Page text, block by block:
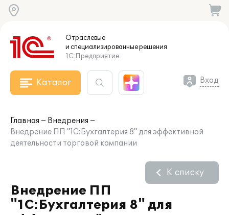
Отраслевые
и специализированныерешения
1С:Предприятие
Каталог Вход
Главная
Внедрения
Внедрение ПП "1С:Бухгалтерия 8" для эффективной
деятельности торговой компании
Внедрение ПП
"1С:Бухгалтерия 8" для
К списку